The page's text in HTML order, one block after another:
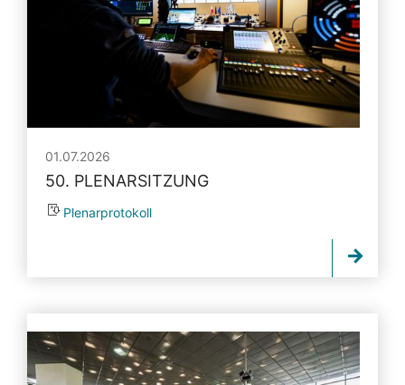
01.07.2026
50. PLENARSITZUNG
Plenarprotokoll